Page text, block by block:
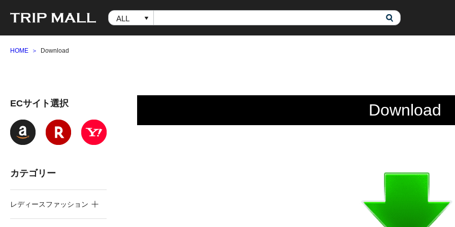
HOME Download
Download
ECサイト選択
カテゴリー
レディースファッション